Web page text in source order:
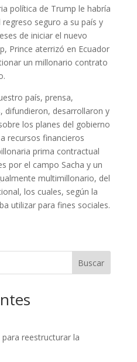
política de Trump le habría
seguro a su país y
de iniciar el nuevo
Prince aterrizó en Ecuador
un millonario contrato
país, prensa,
difundieron, desarrollaron y
los planes del gobierno
recursos financieros
prima contractual
por el campo Sacha y un
multimillonario, del
los cuales, según la
utilizar para fines sociales.
Buscar
reestructurar la